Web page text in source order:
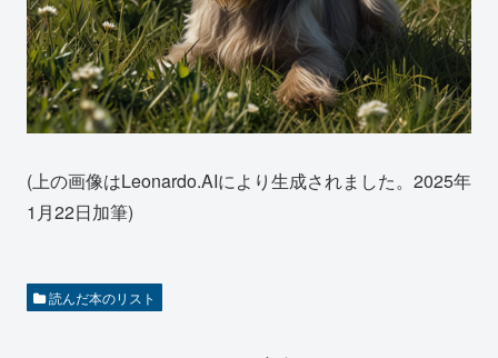
(上の画像はLeonardo.AIにより生成されました。2025年
1月22日加筆)
読んだ本のリスト